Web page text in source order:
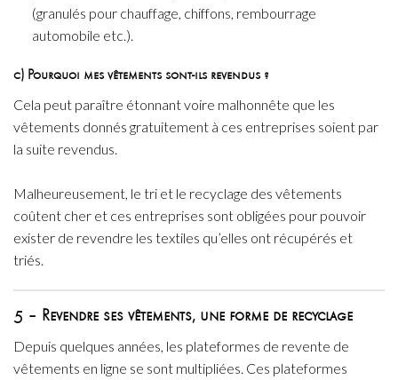
(granulés pour chauffage, chiffons, rembourrage
automobile etc.).
c) Pourquoi mes vêtements sont-ils revendus ?
Cela peut paraître étonnant voire malhonnête que les
vêtements donnés gratuitement à ces entreprises soient par
la suite revendus.
Malheureusement, le tri et le recyclage des vêtements
coûtent cher et ces entreprises sont obligées pour pouvoir
exister de revendre les textiles qu’elles ont récupérés et
triés.
5 – Revendre ses vêtements, une forme de recyclage
Depuis quelques années, les plateformes de revente de
vêtements en ligne se sont multipliées. Ces plateformes